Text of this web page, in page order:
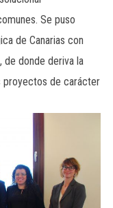
Se puso
de Canarias con
de donde deriva la
proyectos de carácter